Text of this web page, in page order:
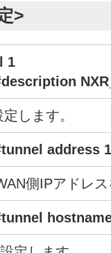
>
1
description
します。
tunnel address
側IPアドレ
tunnel